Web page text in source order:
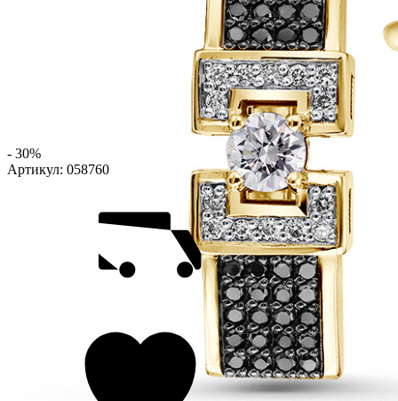
- 30%
Артикул: 058760